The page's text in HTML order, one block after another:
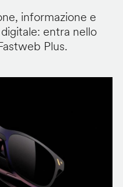
informazione e
entra nello
Plus.